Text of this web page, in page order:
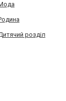
розділ